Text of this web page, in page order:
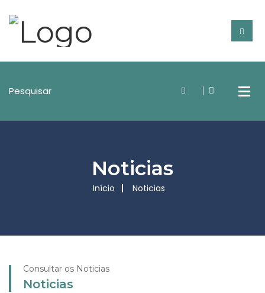
Noticias
Início Noticias
Consultar os Noticias
Noticias